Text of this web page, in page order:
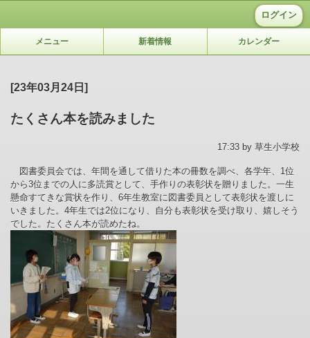
ログイン
メニュー 新着情報 カレンダー
[23年03月24日]
たくさん本を読みました
17:33 by 草生小学校
図書委員会では、年間を通して借りた本の冊数を調べ、各学年、 1位
から3位までの人に多読賞として、手作りの表彰状を贈りました。一生
懸命すてきな賞状を作り、 6年生教室に図書委員として表彰状を渡しに
いきました。 4年生では2位になり、自分も表彰状を受け取り、嬉しそう
でした。たくさん本が読めたね。